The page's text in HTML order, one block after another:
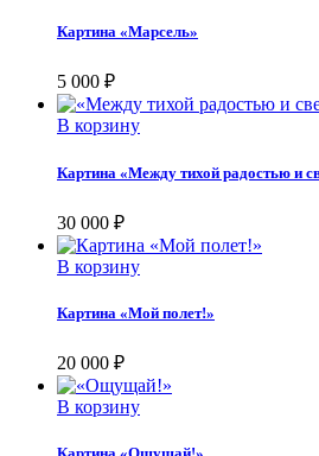
Картина «Марсель»
5 000 ₽
В корзину
Картина «Между тихой радостью и
30 000 ₽
В корзину
Картина «Мой полет!»
20 000 ₽
В корзину